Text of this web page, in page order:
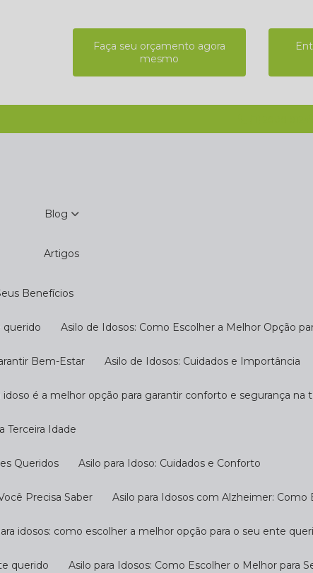
Faça seu orçamento agora
mesmo
Blog
Artigos
Benefícios
querido Asilo de Idosos: Como Escolher a Melhor Opção
Bem-Estar Asilo de Idosos: Cuidados e Importância
idoso é a melhor opção para garantir conforto e segurança na
Terceira Idade
Queridos Asilo para Idoso: Cuidados e Conforto
Precisa Saber Asilo para Idosos com Alzheimer:
para idosos: como escolher a melhor opção para o seu ente
querido Asilo para Idosos: Como Escolher o Melhor para